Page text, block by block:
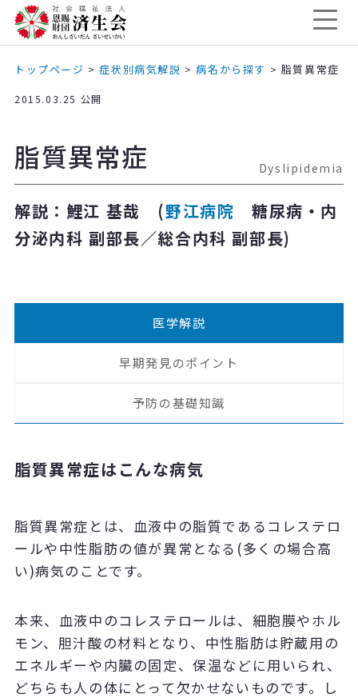
トップページ >症状別病気解説 >病名から探す > 脂質異常症
2015.03.25 公開
脂質異常症 Dyslipidemia
解説：鯉江 基哉 (野江病院 糖尿病・内
分泌内科 副部長／総合内科 副部長)
医学解説
早期発見のポイント
予防の基礎知識
脂質異常症はこんな病気
脂質異常症とは、血液中の脂質であるコレステロ
ールや中性脂肪の値が異常となる(多くの場合高
い)病気のことです。
本来、血液中のコレステロールは、細胞膜やホル
モン、胆汁酸の材料となり、中性脂肪は貯蔵用の
エネルギーや内臓の固定、保温などに用いられ、
どちらも人の体にとって欠かせないものです。し